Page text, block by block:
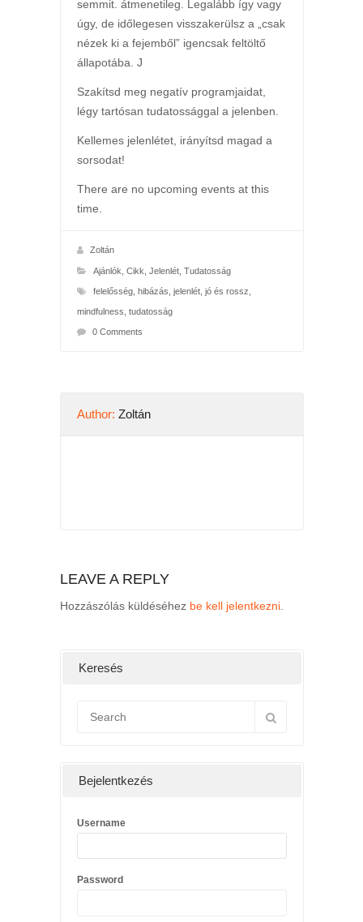
semmit. átmenetileg. Legalább így vagy
úgy, de időlegesen visszakerülsz a „csak
nézek ki a fejemből” igencsak feltöltő
állapotába. J
Szakítsd meg negatív programjaidat,
légy tartósan tudatossággal a jelenben.
Kellemes jelenlétet, irányítsd magad a
sorsodat!
There are no upcoming events at this
time.
Zoltán
Ajánlók Cikk Jelenlét, Tudatosság
felelősség, hibázás jelenlét, jó és rossz
mindfulness tudatosság
0 Comments
Author: Zoltán
LEAVE A REPLY
Hozzászólás küldéséhez be kell jelentkezni.
Keresés
Bejelentkezés
Username
Password